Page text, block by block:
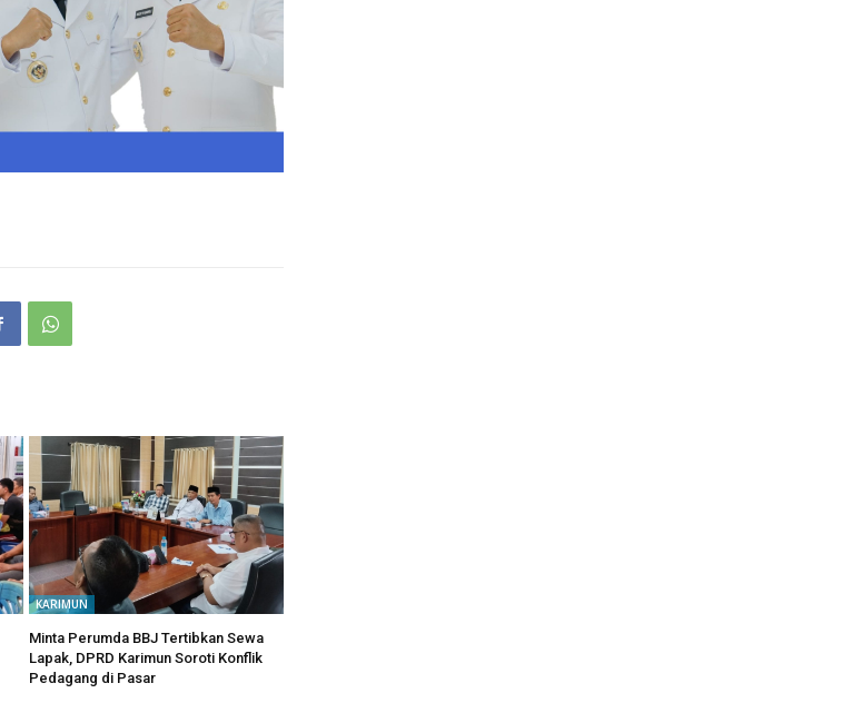
KARIMUN
Minta Perumda BBJ Tertibkan Sewa
Lapak, DPRD Karimun Soroti Konflik
Pedagang di Pasar